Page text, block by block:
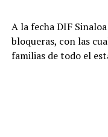
Ala fechaDIF
bloqueras, con las
familiasde todo el